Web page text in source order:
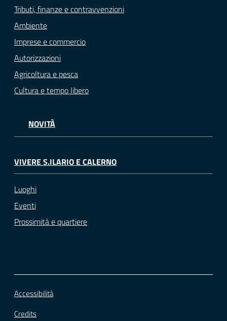
Tributi, finanze e contravvenzioni
Ambiente
Imprese e commercio
Autorizzazioni
Agricoltura e pesca
Cultura e tempo libero
NOVITÀ
VIVERE S.ILARIO E CALERNO
Luoghi
Eventi
Prossimità e quartiere
Accessibilità
Credits